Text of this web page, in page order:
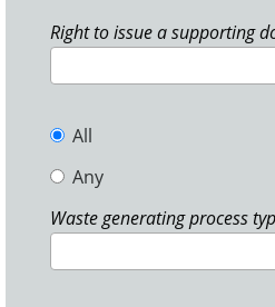
Right to issue a supporting
All
Any
Waste generating process